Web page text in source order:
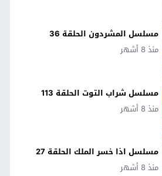
مسلسل المشردون الحلقة 36
منذ 8 أشهر
مسلسل شراب التوت الحلقة 113
منذ 8 أشهر
مسلسل اذا خسر الملك الحلقة 27
منذ 8 أشهر